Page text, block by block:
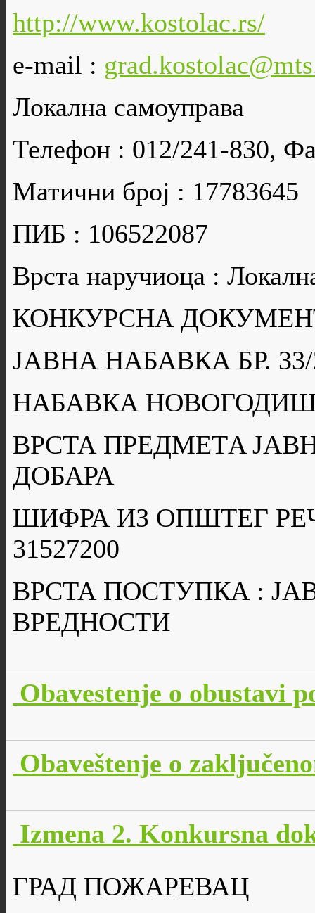
http://www.kostolac.rs/
e-mail :
Локална самоуправа
Телефон : 012/241-830,
Матични број : 17783645
ПИБ : 106522087
Врста наручиоца :
КОНКУРСНА
ЈАВНА НАБАВКА БР. 33/
НАБАВКА
ВРСТА ПРЕДМЕТA
ДОБАРА
ШИФРА ИЗ ОПШТЕГ
31527200
ВРСТА ПОСТУПКА :
ВРЕДНОСТИ
Obavestenje o obustavi
Obaveštenje o
Izmena 2. Konkursna
ГРАД ПОЖАРЕВАЦ